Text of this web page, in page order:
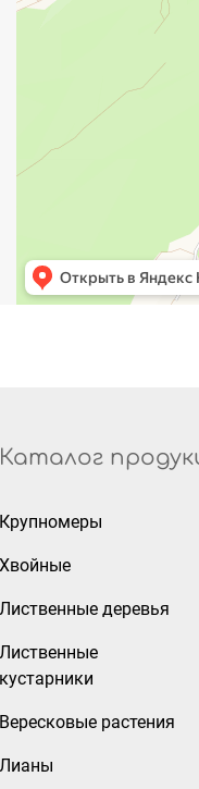
Каталог
Крупномеры
Хвойные
Лиственные деревья
Лиственные
кустарники
Вересковые растения
Лианы